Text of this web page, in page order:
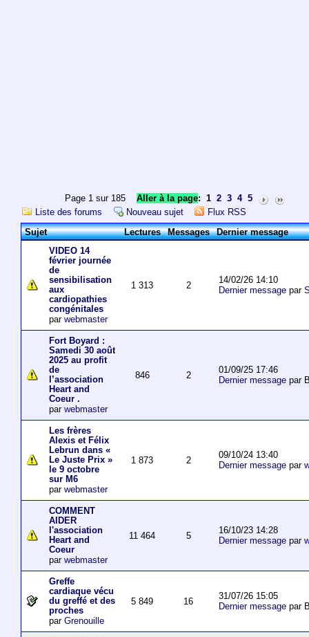
Page 1 sur 185Aller à la page: 1 2 3 4 5
Liste des forums
Nouveau sujet
Flux RSS
Sujet
Lectures Messages Dernier message
VIDEO 14
février journée
de
sensibilisation
aux
cardiopathies
congénitales
par webmaster
1 313 2
14/02/26 14:10
Dernier messagepar
Fort Boyard :
Samedi 30 août
2025 au profit
de
l’association
Heart and
Coeur .
par webmaster
846 2
01/09/25 17:46
Dernier messagepar
Les frères
Alexis et Félix
Lebrun dans «
Le Juste Prix »
le 9 octobre
sur M6
par webmaster
1 873 2
09/10/24 13:40
Dernier messagepar
COMMENT
AIDER
l'association
Heart and
Coeur
par webmaster
11 464 5
16/10/23 14:28
Dernier messagepar
Greffe
cardiaque vécu
du greffé et des
proches
par Grenouille
5 849 16
31/07/26 15:05
Dernier messagepar